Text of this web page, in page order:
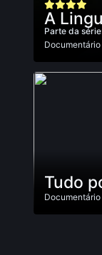
A
Parte da
Documentário
Tudo
Documentário